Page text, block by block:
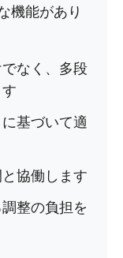
機能があり
なく、多段
基づいて適
協働します
整の負担を